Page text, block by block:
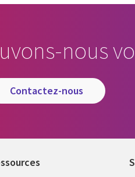
nous
contactez-nous